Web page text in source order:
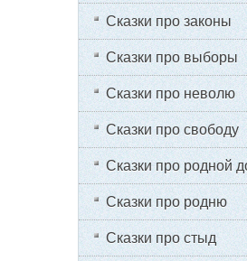
Сказки про законы
Сказки про выборы
Сказки про неволю
Сказки про свободу
Сказки про родной
Сказки про родню
Сказки про стыд